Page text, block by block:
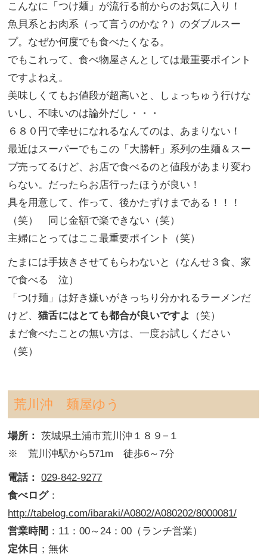
こんなに「つけ麺」が流行る前からのお気に入り！
魚貝系とお肉系（って言うのかな？）のダブルスー
プ。なぜか何度でも食べたくなる。
でもこれって、食べ物屋さんとしては最重要ポイント
ですよねえ。
美味しくてもお値段が超高いと、しょっちゅう行けな
いし、不味いのは論外だし・・・
６８０円で幸せになれるなんてのは、あまりない！
最近はスーパーでもこの「大勝軒」系列の生麺＆スー
プ売ってるけど、お店で食べるのと値段があまり変わ
らない。だったらお店行ったほうが良い！
具を用意して、作って、後かたずけまである！！！
（笑） 同じ金額で楽できない（笑）
主婦にとってはここ最重要ポイント（笑）
たまには手抜きさせてもらわないと（なんせ３食、家
で食べる 泣）
「つけ麺」は好き嫌いがきっちり分かれるラーメンだ
けど、猫舌にはとても都合が良いですよ
（笑）
まだ食べたことの無い方は、一度お試しください
（笑）
荒川沖 麺屋ゆう
場所： 茨城県土浦市荒川沖１８９−１
※ 荒川沖駅から571m 徒歩6～7分
電話：
029-842-9277
食べログ：
http://tabelog.com/ibaraki/A0802/A080202/8000081/
営業時間 ：11：00～24：00（ランチ営業）
定休日 ；無休